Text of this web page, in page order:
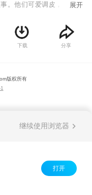
。他们可爱调皮，聪明伶
展开
下载 分享
版权所有
继续使用浏览器
打开